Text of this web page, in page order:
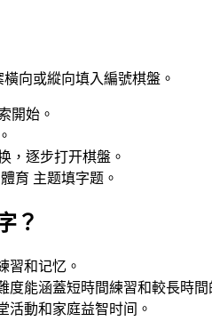
向或縱向填入編號棋盤。
開始。
，逐步打开棋盤。
育 主题填字题。
？
習和记忆。
度能涵蓋短時間練習和較長時間
活動和家庭益智时间。